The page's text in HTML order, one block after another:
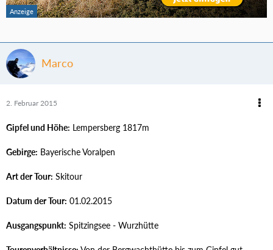
Marco
2. Februar 2015
Gipfel und Höhe: Lempersberg 1817m
Gebirge: Bayerische Voralpen
Art der Tour: Skitour
Datum der Tour: 01.02.2015
Ausgangspunkt: Spitzingsee - Wurzhütte